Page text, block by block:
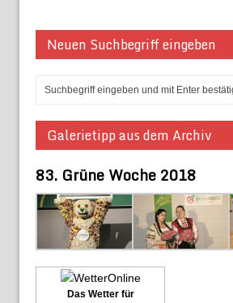
Neuen Suchbegriff eingeben
Galerietipp aus dem Archiv
83. Grüne Woche 2018
Das Wetter für